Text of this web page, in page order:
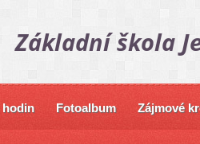
Základní škola
hodin Fotoalbum Zájmové